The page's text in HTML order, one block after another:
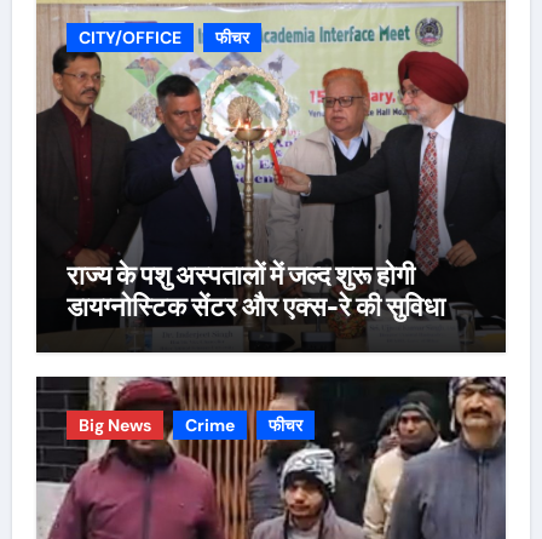
CITY/OFFICE फीचर
राज्य के पशु अस्पतालों में जल्द शुरू होगी
डायग्नोस्टिक सेंटर और एक्स-रे की सुविधा
Big News Crime फीचर